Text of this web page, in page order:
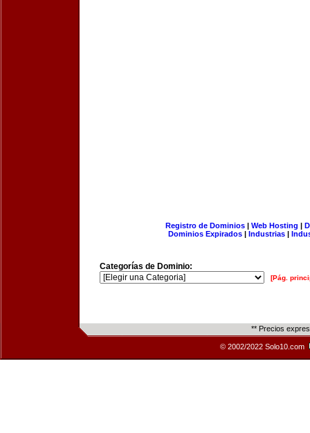
Registro de Dominios| Web Hosting |
Dominios Expirados | Industrias |
Categorías de Dominio:
[Pág.
** Precios
© 2002/2022 Solo10.com